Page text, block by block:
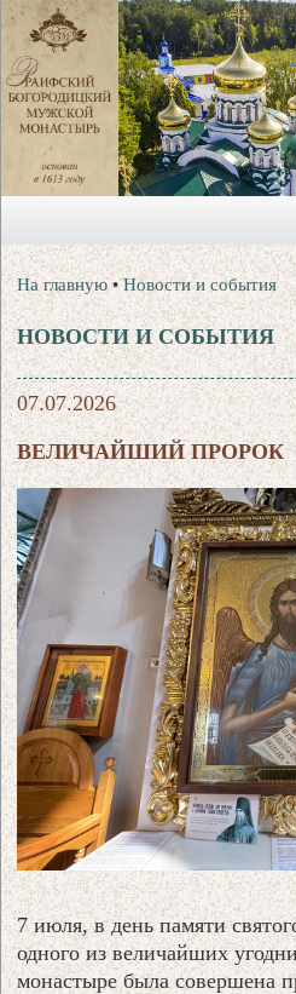
На главную •Новости и события
НОВОСТИ И СОБЫТИЯ
07.07.2026
ВЕЛИЧАЙШИЙ ПРОРОК
7 июля, в день памяти
одного из величайших
монастыре была совершена